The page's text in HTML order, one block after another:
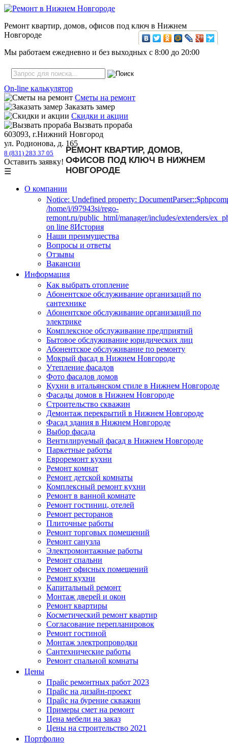
Ремонт квартир, домов, офисов под ключ в Нижнем
Новгороде
Мы работаем ежедневно и без выходных с 8:00 до 20:00
On-line калькулятор
Сметы на ремонт
Заказать замер
Скидки и акции
Вызвать прораба
603093, г.Нижний Новгород
ул. Родионова, д. 165
8 (831) 283 37 05
Оставить заявку!
☰
О компании
Notice: Undefined property:
/home/i/i97943si/rego-
remont.ru/public_html/manager/includes/extenders/
on line 8История
Наши преимущества
Вопросы и ответы
Отзывы
Вакансии
Информация
Как выбрать отопление
Абонентское обслуживание организаций по
сантехнике
Абонентское обслуживание организаций по
электрике
Комплексное обслуживание предприятий
Бытовое обслуживание юридических лиц
Абонентское обслуживание по ремонту
Мокрый фасад в Нижнем Новгороде
Утепление фасадов
Фото фасадов домов
Кухни в итальянском стиле в Нижнем Новгороде
Фасады домов в Нижнем Новгороде
Строительство скважин
Демонтаж перекрытий в Нижнем Новгороде
Фасад здания в Нижнем Новгороде
Выбор фасада
Вентилируемый фасад в Нижнем Новгороде
Паркетные работы
Евроремонт кухни
Ремонт комнат
Ремонт детской комнаты
Комплексный ремонт кухни
Ремонт в ванной комнате
Ремонт гостиниц, отелей
Ремонт ресторанов
Плиточные работы
Ремонт торговых помещений
Ремонт санузла
Электромонтажные работы
Ремонт спальни
Ремонт офисных помещений
Ремонт кухни
Капитальный ремонт
Монтаж дверей и окон
Ремонт квартиры
Косметический ремонт квартир
Согласование перепланировок
Ремонт гостиной
Монтаж электропроводки
Сантехнические работы
Ремонт спальной комнаты
Цены
Прайс ремонтных работ 2023
Прайс на дизайн-проект
Прайс на бурение скважин
Примеры смет на ремонт
Цена мебели на заказ
Цены на строительство 2021
Портфолио
РЕМОНТ КВАРТИР, ДОМОВ,
ОФИСОВ ПОД КЛЮЧ В НИЖНЕМ
НОВГОРОДЕ